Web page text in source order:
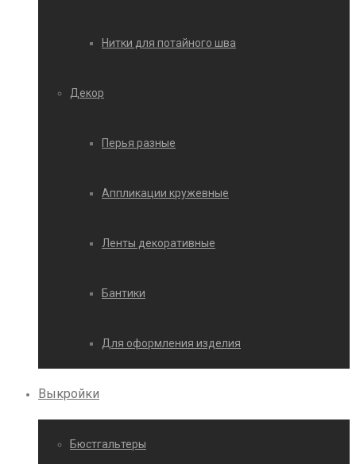
Нитки для потайного шва
Декор
Перья разные
Аппликации кружевные
Ленты декоративные
Бантики
Для оформления изделия
Выкройки
Бюстгальтеры